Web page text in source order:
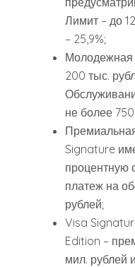
Лимит – до
– 25,9%;
Молодежная
200 тыс.
не более
Signature
процентную
платеж на
рублей;
Visa
Edition –
мил. рублей